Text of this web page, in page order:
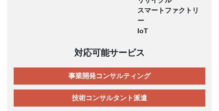
スマートファクトリ
ー
IoT
対応可能サービス
事業開発コンサルティング
技術コンサルタント派遣